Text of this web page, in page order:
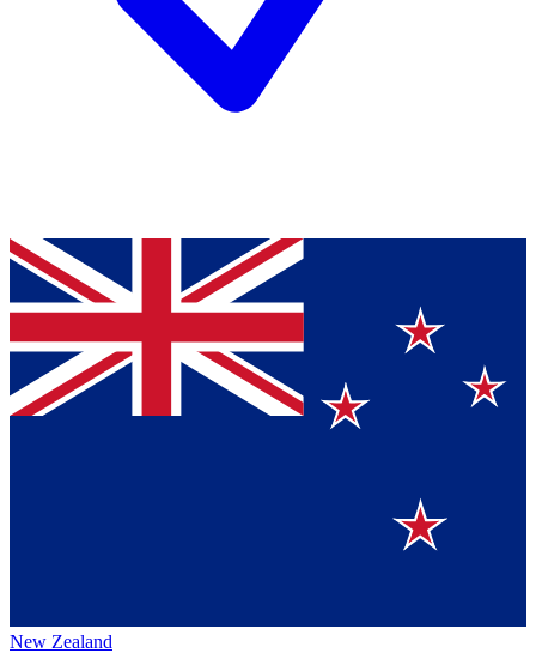
New Zealand